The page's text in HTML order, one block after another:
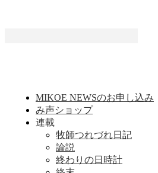
MIKOE NEWSのお申し込み
み声ショップ
連載
牧師つれづれ日記
論説
終わりの日時計